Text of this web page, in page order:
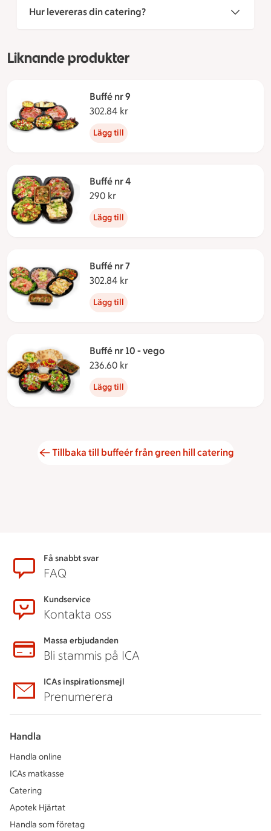
Hur levereras din catering?
Liknande produkter
Buffé nr 9
302.84 kr
Lägg till
Buffé nr 4
290 kr
Lägg till
Buffé nr 7
302.84 kr
Lägg till
Buffé nr 10 - vego
236.60 kr
Lägg till
Tillbaka till buffeér från green hill catering
SidfotFå snabbt svar
FAQ
Kundservice
Kontakta oss
Massa erbjudanden
Bli stammis på ICA
ICAs inspirationsmejl
Prenumerera
Handla
Handla online
ICAs matkasse
Catering
Apotek Hjärtat
Handla som företag